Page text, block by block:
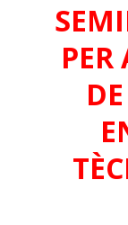
PER